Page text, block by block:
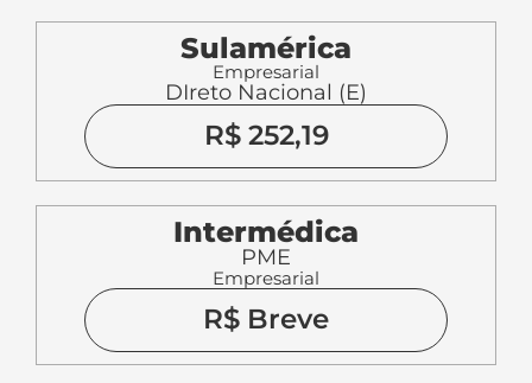
Sulamérica
Empresarial
DIreto Nacional (E)
R$ 252,19
Intermédica
PME
Empresarial
R$ Breve